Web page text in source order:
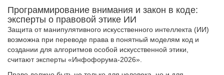
Программирование внимания и закон в коде:
эксперты о правовой этике ИИ
Защита от манипулятивного искусственного интеллекта (ИИ)
возможна при переводе права в понятный моделям код и
создании для алгоритмов особой искусственной этики,
считают эксперты «Инфофорума-2026».